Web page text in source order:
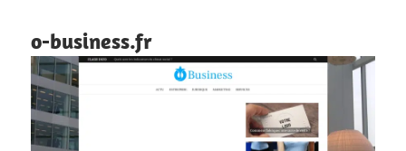
o-business.fr